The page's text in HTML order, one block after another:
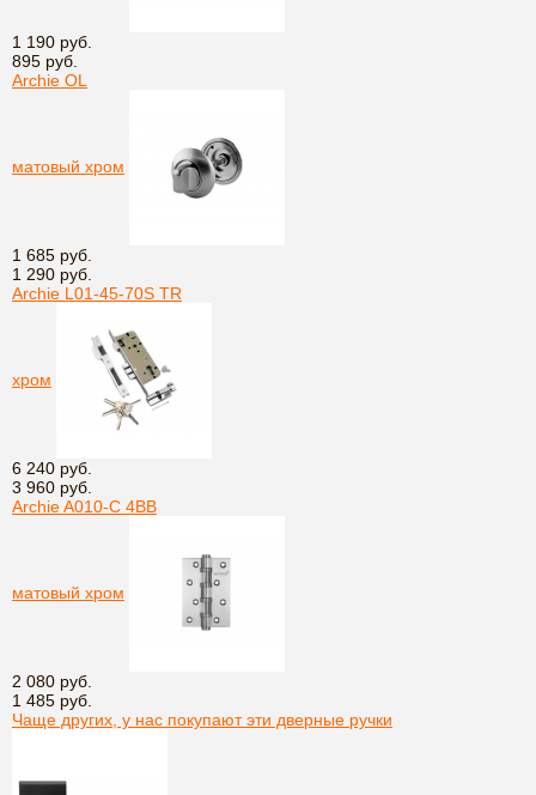
1 190 руб.
895 руб.
Archie OL
матовый хром
1 685 руб.
1 290 руб.
Archie L01-45-70S TR
хром
6 240 руб.
3 960 руб.
Archie A010-C 4BB
матовый хром
2 080 руб.
1 485 руб.
Чаще других, у нас покупают эти дверные ручки